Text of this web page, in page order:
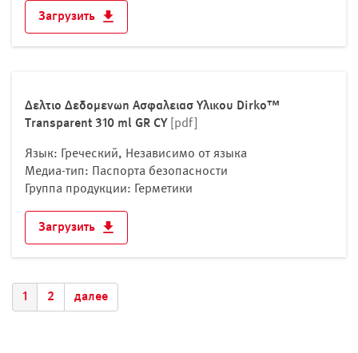
Загрузить
Δελτιο Δεδομενωn Ασφαλειασ Υλικου Dirko™
Transparent 310 ml GR CY
[pdf]
Язык: Греческий, Независимо от языка
Медиа-тип: Паспорта безопасности
Группа продукции: Герметики
Загрузить
1 2 далее